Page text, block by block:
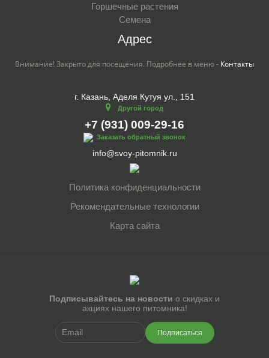
Горшечные растения
Семена
Адрес
Внимание! Закрыто для посещения. Подробнее в меню - Контакты
г. Казань, Аделя Кутуя ул., 151
Другой город
+7 (931) 009-29-16
Заказать обратный звонок
info@svoy-pitomnik.ru
Политика конфиденциальности
Рекомендательные технологии
Карта сайта
Подписывайтесь на новости о скидках и
акциях нашего питомника!
Подписаться